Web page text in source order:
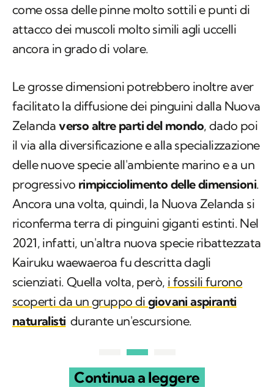
come ossa delle pinne molto sottili e punti di
attacco dei muscoli molto simili agli uccelli
ancora in grado di volare.
Le grosse dimensioni potrebbero inoltre aver
facilitato la diffusione dei pinguini dalla Nuova
Zelandaverso altre parti del mondo, dado poi
il via alla diversificazione e alla specializzazione
delle nuove specie all'ambiente marino e a un
progressivo rimpicciolimento delle dimensioni.
Ancora una volta, quindi, la Nuova Zelanda si
riconferma terra di pinguini giganti estinti. Nel
2021, infatti, un'altra nuova specie ribattezzata
Kairuku waewaeroa fu descritta dagli
scienziati. Quella volta, però, i fossili furono
scoperti da un gruppo di giovani aspiranti
naturalisti durante un'escursione.
Continua a leggere